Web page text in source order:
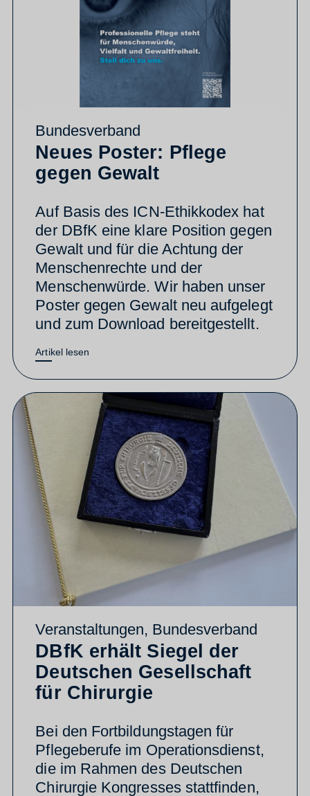
Bundesverband
Neues Poster: Pflege
gegen Gewalt
Auf Basis des ICN-Ethikkodex hat
der DBfK eine klare Position gegen
Gewalt und für die Achtung der
Menschenrechte und der
Menschenwürde. Wir haben unser
Poster gegen Gewalt neu aufgelegt
und zum Download bereitgestellt.
Artikel lesen
Veranstaltungen, Bundesverband
DBfK erhält Siegel der
Deutschen Gesellschaft
für Chirurgie
Bei den Fortbildungstagen für
Pflegeberufe im Operationsdienst,
die im Rahmen des Deutschen
Chirurgie Kongresses stattfinden,